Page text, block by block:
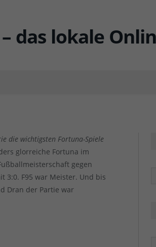
der F95-
die wichtigsten Fortuna-Spiele
glorreiche Fortuna im
gegen
3:0. F95 war Meister. Und bis
Dran der Partie war